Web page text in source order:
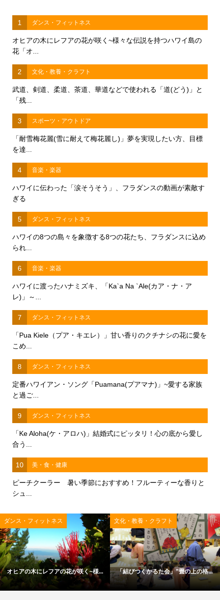
1 ダンス・フィットネス
オヒアの木にレフアの花が咲く~様々な伝説を持つハワイ島の
花「オ...
2 文化・教養・クラフト
武道、剣道、柔道、茶道、華道などで使われる「道(どう)」と
「残...
3 スポーツ・アウトドア
「耐雪梅花麗(雪に耐えて梅花麗し)」夢を実現したい方、目標
を達...
4 音楽・楽器
ハワイに伝わった「涙そうそう」、フラダンスの動画が素敵す
ぎる
5 ダンス・フィットネス
ハワイの8つの島々を象徴する8つの花たち、フラダンスに込め
られ...
6 音楽・楽器
ハワイに渡ったハナミズキ、「Ka`a Na `Ale(カア・ナ・ア
レ)」～...
7 ダンス・フィットネス
「Pua Kiele（プア・キエレ）」甘い香りのクチナシの花に愛を
こめ...
8 ダンス・フィットネス
定番ハワイアン・ソング「Puamana(プアマナ)」~愛する家族
と過ご...
9 ダンス・フィットネス
「Ke Aloha(ケ・アロハ)」結婚式にピッタリ！心の底から愛し
合う...
10 美・食・健康
ピーチクーラー 暑い季節におすすめ！フルーティーな香りと
シュ...
ダンス・フィットネス
オヒアの木にレフアの花が咲く~様...
文化・教養・クラフト
「結びつくかるた会」”畳の上の格...